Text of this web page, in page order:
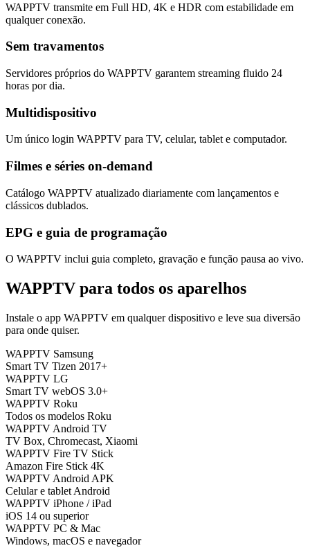
WAPPTV transmite em Full HD, 4K e HDR com estabilidade em
qualquer conexão.
Sem travamentos
Servidores próprios do WAPPTV garantem streaming fluido 24
horas por dia.
Multidispositivo
Um único login WAPPTV para TV, celular, tablet e computador.
Filmes e séries on-demand
Catálogo WAPPTV atualizado diariamente com lançamentos e
clássicos dublados.
EPG e guia de programação
O WAPPTV inclui guia completo, gravação e função pausa ao vivo.
WAPPTV para todos os aparelhos
Instale o app WAPPTV em qualquer dispositivo e leve sua diversão
para onde quiser.
WAPPTV Samsung
Smart TV Tizen 2017+
WAPPTV LG
Smart TV webOS 3.0+
WAPPTV Roku
Todos os modelos Roku
WAPPTV Android TV
TV Box, Chromecast, Xiaomi
WAPPTV Fire TV Stick
Amazon Fire Stick 4K
WAPPTV Android APK
Celular e tablet Android
WAPPTV iPhone / iPad
iOS 14 ou superior
WAPPTV PC & Mac
Windows, macOS e navegador